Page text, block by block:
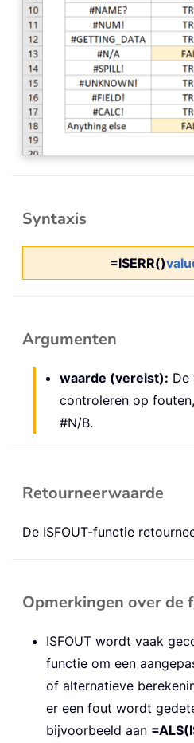
Syntaxis
=ISERR()
Argumenten
waarde (vereist): De
controleren op
#N/B.
Retourneerwaarde
De ISFOUT-functie
Opmerkingen over de
ISFOUT wordt vaak
functie om een
of alternatieve
er een fout wordt
bijvoorbeeld aan